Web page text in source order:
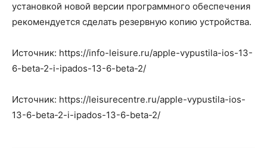
установкой новой версии программного обеспечения
рекомендуется сделать резервную копию устройства.
Источник: https://info-leisure.ru/apple-vypustila-ios-13-
6-beta-2-i-ipados-13-6-beta-2/
Источник: https://leisurecentre.ru/apple-vypustila-ios-
13-6-beta-2-i-ipados-13-6-beta-2/